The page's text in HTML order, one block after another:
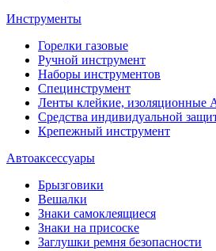
Инструменты
Горелки газовые
Ручной инструмент
Наборы инструментов
Специнструмент
Ленты клейкие, изоляционные
Средства индивидуальной
Крепежный инструмент
Автоаксессуары
Брызговики
Вешалки
Знаки самоклеящиеся
Знаки на присоске
Заглушки ремня безопасности